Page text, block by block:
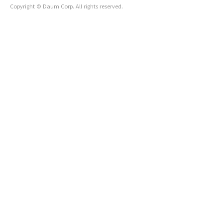
Copyright © Daum Corp. All rights reserved.